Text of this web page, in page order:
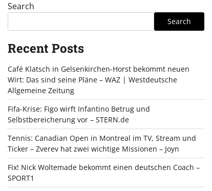
Search
Search
Recent Posts
Café Klatsch in Gelsenkirchen-Horst bekommt neuen
Wirt: Das sind seine Pläne – WAZ | Westdeutsche
Allgemeine Zeitung
Fifa-Krise: Figo wirft Infantino Betrug und
Selbstbereicherung vor – STERN.de
Tennis: Canadian Open in Montreal im TV, Stream und
Ticker – Zverev hat zwei wichtige Missionen – Joyn
Fix! Nick Woltemade bekommt einen deutschen Coach –
SPORT1